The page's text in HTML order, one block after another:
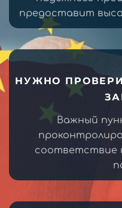
предоставит
НУЖНО
Важный
соответствие